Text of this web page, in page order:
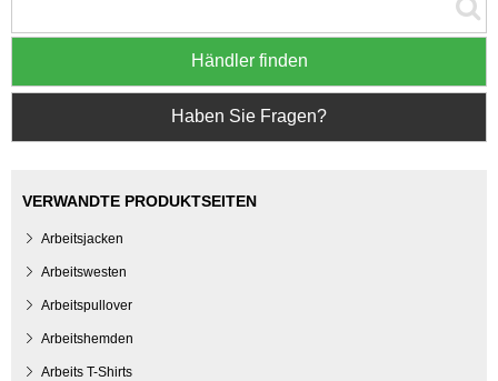
Händler finden
Haben Sie Fragen?
VERWANDTE PRODUKTSEITEN
Arbeitsjacken
Arbeitswesten
Arbeitspullover
Arbeitshemden
Arbeits T-Shirts